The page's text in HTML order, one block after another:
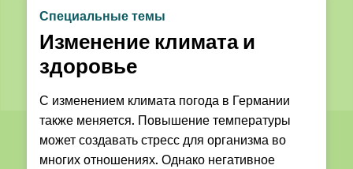
Специальные темы
Изменение климата и
здоровье
С изменением климата погода в Германии
также меняется. Повышение температуры
может создавать стресс для организма во
многих отношениях. Однако негативное